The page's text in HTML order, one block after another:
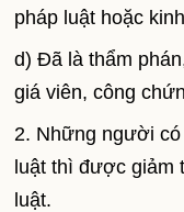
pháp luật hoặc
d) Đã là thẩm
giá viên, công
2. Những người có
luật thì được giảm
luật.